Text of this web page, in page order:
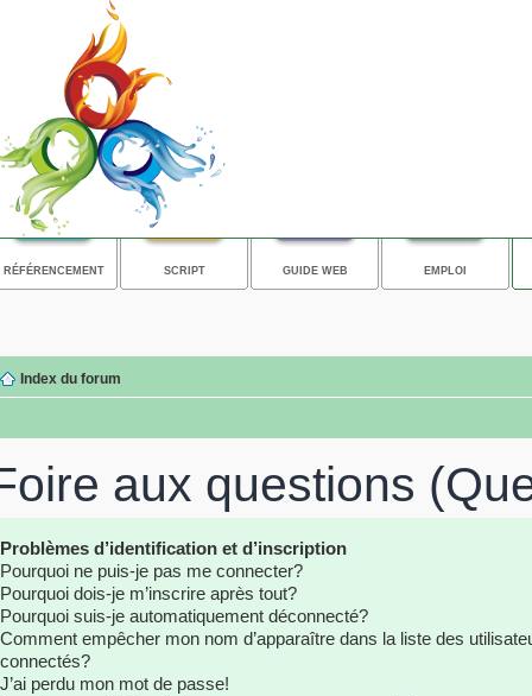
RÉFÉRENCEMENT SCRIPT GUIDE WEB EMPLOI
Index du forum
aux questions
Problèmes d’identification et d’inscription
Pourquoi ne puis-je pas me connecter?
Pourquoi dois-je m’inscrire après tout?
Pourquoi suis-je automatiquement déconnecté?
Comment empêcher mon nom d’apparaître dans la liste des
connectés?
J’ai perdu mon mot de passe!